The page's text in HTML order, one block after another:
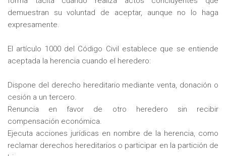
demuestran su voluntad de aceptar, aunque no lo haga
expresamente.
El artículo 1000 del Código Civil establece que se entiende
aceptada la herencia cuando el heredero:
Dispone del derecho hereditario mediante venta, donación o
cesión a un tercero.
Renuncia en favor de otro heredero sin recibir
compensación económica.
Ejecuta acciones jurídicas en nombre de la herencia, como
reclamar derechos hereditarios o participar en la partición de